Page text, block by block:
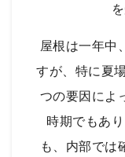
屋根は一年中
すが、特に夏
つの要因によ
時期でもあ
も、内部では